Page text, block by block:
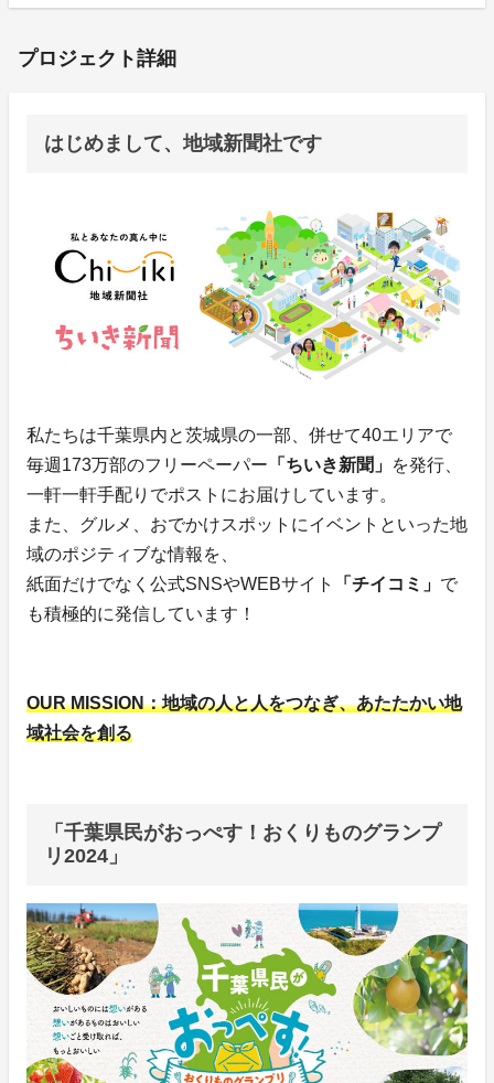
プロジェクト詳細
はじめまして、地域新聞社です
私たちは千葉県内と茨城県の一部、併せて40エリアで
毎週173万部のフリーペーパー 「ちいき新聞」 を発行、
一軒一軒手配りでポストにお届けしています。
また、グルメ、おでかけスポットにイベントといった地
域のポジティブな情報を、
紙面だけでなく公式SNSやWEBサイト
「チイコミ」 で
も積極的に発信しています！
OUR MISSION：地域の人と人をつなぎ、あたたかい地
域社会を創る
「千葉県民がおっぺす！おくりものグランプ
リ2024」